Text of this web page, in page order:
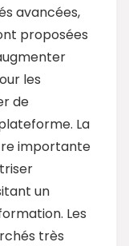
avancées,
proposées
les
de
La
importante
un
Les
très